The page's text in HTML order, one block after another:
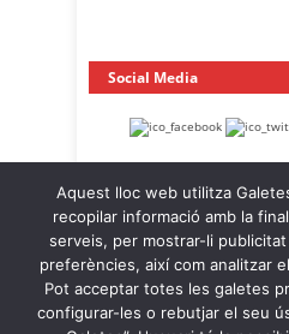
Social Media
OnaCat.Ràdio --
Aquest lloc web utilitza
recopilar informació amb la
serveis, per mostrar-li
preferències, així com analitzar
Pot acceptar totes les galetes
configurar-les o rebutjar el seu